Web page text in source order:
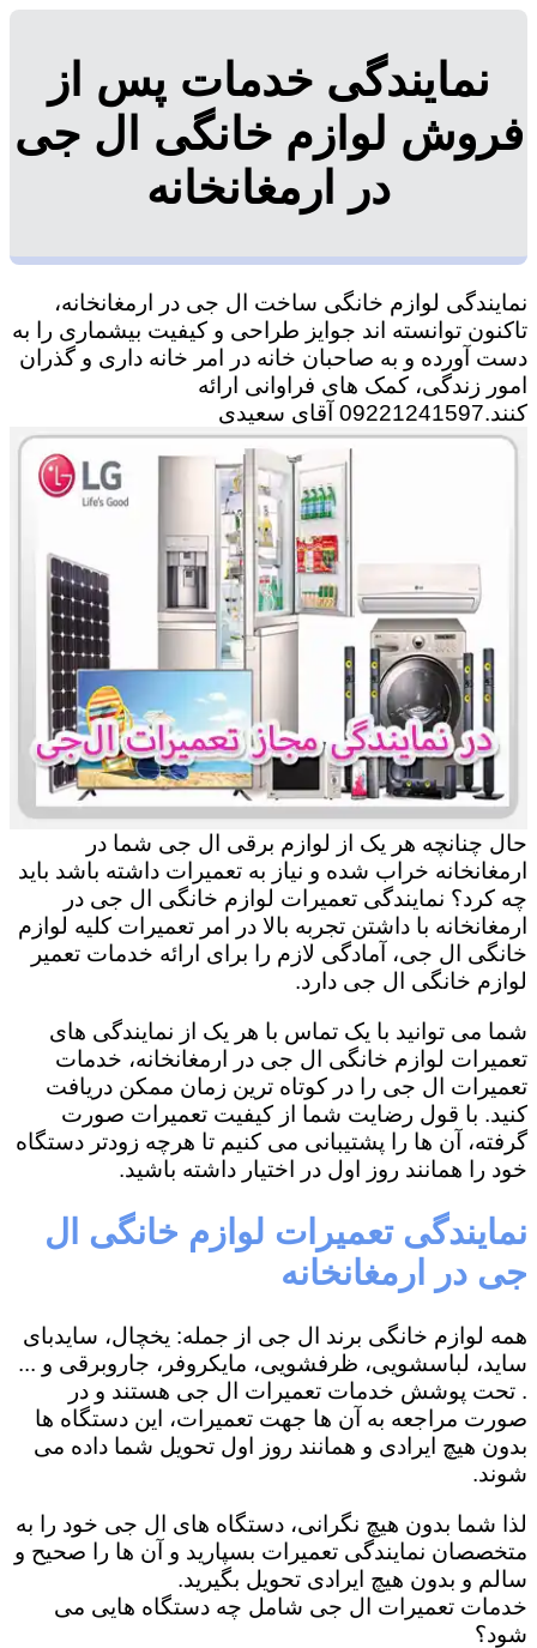
نمایندگی خدمات پس از
فروش لوازم خانگی ال جی
در ارمغانخانه
نمایندگی لوازم خانگی ساخت ال جی در ارمغانخانه،
تاکنون توانسته اند جوایز طراحی و کیفیت بیشماری را به
دست آورده و به صاحبان خانه در امر خانه داری و گذران
امور زندگی، کمک های فراوانی ارائه
کنند.09221241597 آقای سعیدی
حال چنانچه هر یک از لوازم برقی ال جی شما در
ارمغانخانه خراب شده و نیاز به تعمیرات داشته باشد باید
چه کرد؟ نمایندگی تعمیرات لوازم خانگی ال جی در
ارمغانخانه با داشتن تجربه بالا در امر تعمیرات کلیه لوازم
خانگی ال جی، آمادگی لازم را برای ارائه خدمات تعمیر
لوازم خانگی ال جی دارد.
شما می توانید با یک تماس با هر یک از نمایندگی های
تعمیرات لوازم خانگی ال جی در ارمغانخانه، خدمات
تعمیرات ال جی را در کوتاه ترین زمان ممکن دریافت
کنید. با قول رضایت شما از کیفیت تعمیرات صورت
گرفته، آن ها را پشتیبانی می کنیم تا هرچه زودتر دستگاه
خود را همانند روز اول در اختیار داشته باشید.
نمایندگی تعمیرات لوازم خانگی ال
جی در ارمغانخانه
همه لوازم خانگی برند ال جی از جمله: یخچال، سایدبای
ساید، لباسشویی، ظرفشویی، مایکروفر، جاروبرقی و ...
. تحت پوشش خدمات تعمیرات ال جی هستند و در
صورت مراجعه به آن ها جهت تعمیرات، این دستگاه ها
بدون هیچ ایرادی و همانند روز اول تحویل شما داده می
شوند.
لذا شما بدون هیچ نگرانی، دستگاه های ال جی خود را به
متخصصان نمایندگی تعمیرات بسپارید و آن ها را صحیح و
سالم و بدون هیچ ایرادی تحویل بگیرید.
خدمات تعمیرات ال جی شامل چه دستگاه هایی می
شود؟